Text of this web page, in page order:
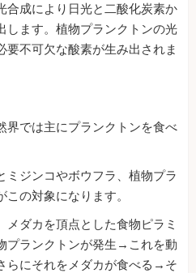
合成により日光と二酸化炭素か
します。植物プランクトンの光
要不可欠な酸素が生み出されま
界では主にプランクトンを食べ
ミジンコやボウフラ、植物プラ
の対象になります。
ダカを頂点とした食物ピラミ
プランクトンが発生→これを動
らにそれをメダカが食べる→そ